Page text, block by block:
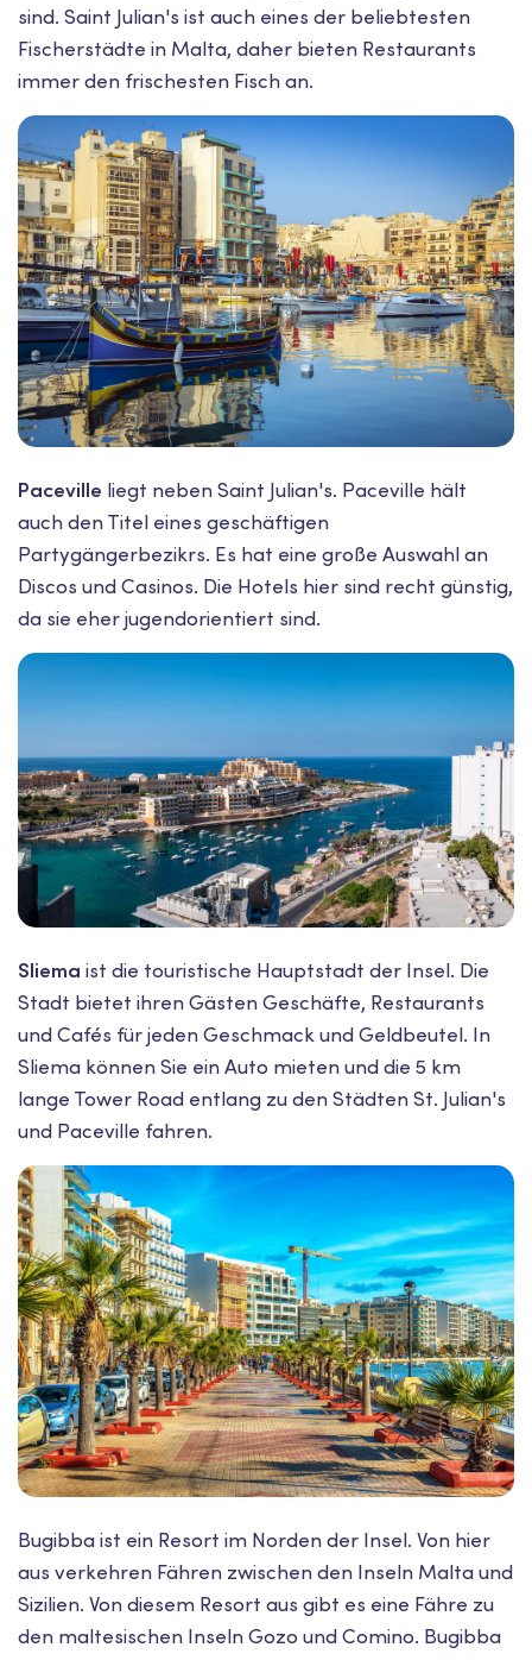
sind. Saint Julian's ist auch eines der beliebtesten
Fischerstädte in Malta, daher bieten Restaurants
immer den frischesten Fisch an.
Paceville liegt neben Saint Julian's. Paceville hält
auch den Titel eines geschäftigen
Partygängerbezikrs. Es hat eine große Auswahl an
Discos und Casinos. Die Hotels hier sind recht günstig,
da sie eher jugendorientiert sind.
Sliema ist die touristische Hauptstadt der Insel. Die
Stadt bietet ihren Gästen Geschäfte, Restaurants
und Cafés für jeden Geschmack und Geldbeutel. In
Sliema können Sie ein Auto mieten und die 5 km
lange Tower Road entlang zu den Städten St. Julian's
und Paceville fahren.
Bugibba ist ein Resort im Norden der Insel. Von hier
aus verkehren Fähren zwischen den Inseln Malta und
Sizilien. Von diesem Resort aus gibt es eine Fähre zu
den maltesischen Inseln Gozo und Comino. Bugibba